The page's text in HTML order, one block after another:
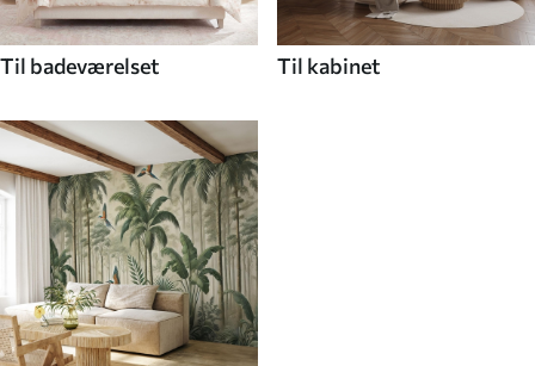
Til badeværelset Til kabinet